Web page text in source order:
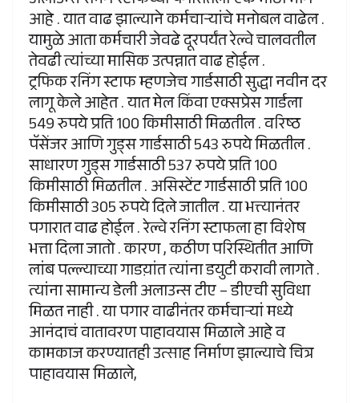
आहे . यात वाढ झाल्याने कर्मचाऱ्यांचे मनोबल वाढेल .
यामुळे आता कर्मचारी जेवढे दूरपर्यंत रेल्वे चालवतील
तेवढी त्यांच्या मासिक उत्पन्नात वाढ होईल .
ट्रफिक रनिंग स्टाफ म्हणजेच गार्डसाठी सुद्धा नवीन दर
लागू केले आहेत . यात मेल किंवा एक्सप्रेस गार्डला
549 रुपये प्रति 100 किमीसाठी मिळतील . वरिष्ठ
पॅसेंजर आणि गुड्स गार्डसाठी 543 रुपये मिळतील .
साधारण गुड्स गार्डसाठी 537 रुपये प्रति 100
किमीसाठी मिळतील . असिस्टेंट गार्डसाठी प्रति 100
किमीसाठी 305 रुपये दिले जातील . या भत्त्यानंतर
पगारात वाढ होईल . रेल्वे रनिंग स्टाफला हा विशेष
भत्ता दिला जातो . कारण , कठीण परिस्थितीत आणि
लांब पल्ल्याच्या गाडय़ांत त्यांना डयुटी करावी लागते .
त्यांना सामान्य डेली अलाउन्स टीए – डीएची सुविधा
मिळत नाही . या पगार वाढीनंतर कर्मचाऱ्यां मध्ये
आनंदाचं वातावरण पाहावयास मिळाले आहे व
कामकाज करण्यातही उत्साह निर्माण झाल्याचे चित्र
पाहावयास मिळाले,